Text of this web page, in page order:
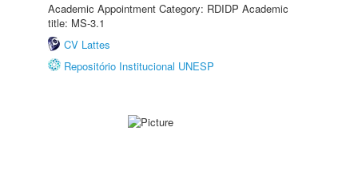
Academic Appointment Category: RDIDP Academic
title: MS-3.1
CV Lattes
Repositório Institucional UNESP